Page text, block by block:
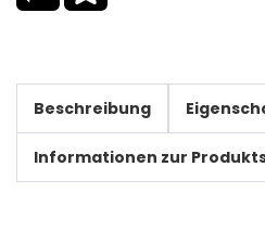
Beschreibung
Informationen zur